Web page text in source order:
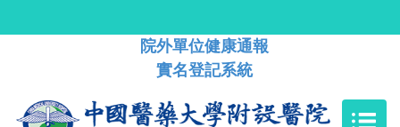
院外單位健康通報
實名登記系統